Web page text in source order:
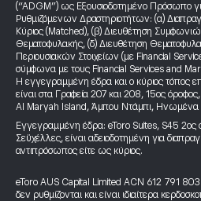
(“ADGM”) ως Εξουσιοδοτημένο Πρόσωπο
Ρυθμιζόμενων Δραστηριοτήτων: (α)
Κύριος (Matched), (β) Διευθέτηση
Θεματοφυλακής, (δ) Διευθέτηση
Περιουσιακών Στοιχείων (με Financial
σύμφωνα με τους Financial Services and
Η εγγεγραμμένη έδρα και ο κύριος τόπος
είναι στα Γραφεία 207 και 208, 15ος
Al Maryah Island, Άμπου Ντάμπι, Ηνωμένα
Εγγεγραμμένη έδρα: eToro Suites, S45 2ος
Σεϋχέλλες, είναι αδειοδοτημένη για
αντιπρόσωπος είτε ως κύριος.
eToro AUS Capital Limited ACN 612 791
δεν ρυθμίζονται και είναι ιδιαίτερα